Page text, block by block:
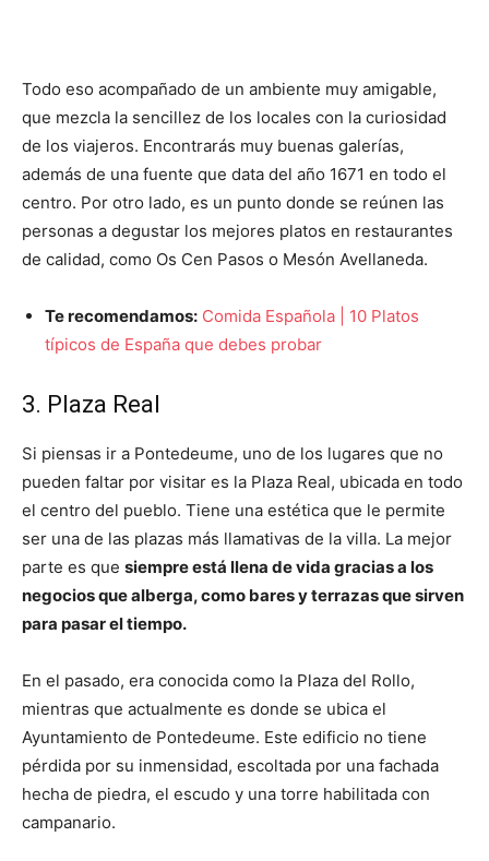
Todo eso acompañado de un ambiente muy amigable,
que mezcla la sencillez de los locales con la curiosidad
de los viajeros. Encontrarás muy buenas galerías,
además de una fuente que data del año 1671 en todo el
centro. Por otro lado, es un punto donde se reúnen las
personas a degustar los mejores platos en restaurantes
de calidad, como Os Cen Pasos o Mesón Avellaneda.
Te recomendamos: Comida Española | 10 Platos
típicos de España que debes probar
3. Plaza Real
Si piensas ir a Pontedeume, uno de los lugares que no
pueden faltar por visitar es la Plaza Real, ubicada en todo
el centro del pueblo. Tiene una estética que le permite
ser una de las plazas más llamativas de la villa. La mejor
parte es que siempre está llena de vida gracias a los
negocios que alberga, como bares y terrazas que sirven
para pasar el tiempo.
En el pasado, era conocida como la Plaza del Rollo,
mientras que actualmente es donde se ubica el
Ayuntamiento de Pontedeume. Este edificio no tiene
pérdida por su inmensidad, escoltada por una fachada
hecha de piedra, el escudo y una torre habilitada con
campanario.